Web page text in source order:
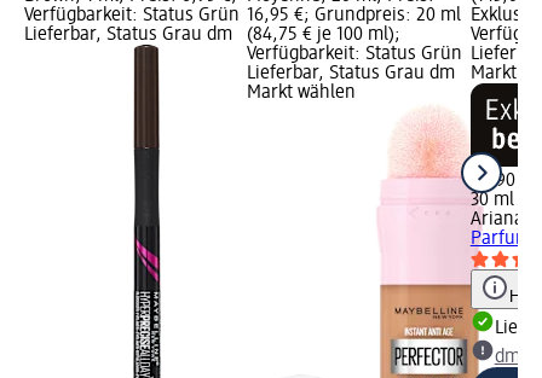
Verfügbarkeit: Status Grün
Lieferbar, Status Grau dm
16,95 €; Grundpreis: 20 ml
(84,75 € je 100 ml);
Verfügbarkeit: Status Grün
Lieferbar, Status Grau dm
Markt wählen
Exklusiv
Markt
42,90 €
30 ml
Ariana
Parfum
dm